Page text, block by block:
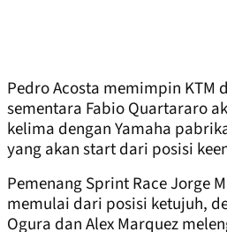
Pedro Acosta memimpin KTM
sementara Fabio Quartararo
kelima dengan Yamaha
yang akan start dari posisi
Pemenang Sprint Race Jorge
memulai dari posisi ketujuh,
Ogura dan Alex Marquez